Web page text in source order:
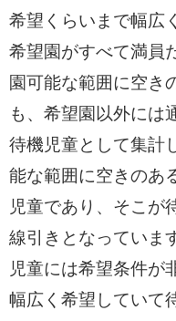
希望くらいまで幅広
希望園がすべて満員
園可能な範囲に空き
も、希望園以外には
待機児童として集計
能な範囲に空きのあ
児童であり、そこが
線引きとなっていま
児童には希望条件が
幅広く希望していて